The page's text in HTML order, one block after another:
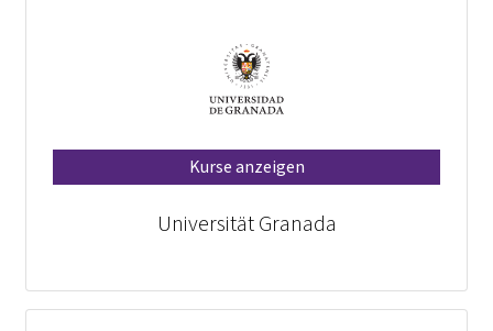
Kurse anzeigen
Universität Granada